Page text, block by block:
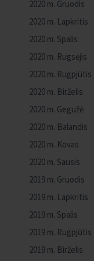
2020 m. Gruodis
2020 m. Lapkritis
2020 m. Spalis
2020 m. Rugsėjis
2020 m. Rugpjūtis
2020 m. Birželis
2020 m. Gegužė
2020 m. Balandis
2020 m. Kovas
2020 m. Sausis
2019 m. Gruodis
2019 m. Lapkritis
2019 m. Spalis
2019 m. Rugpjūtis
2019 m. Birželis